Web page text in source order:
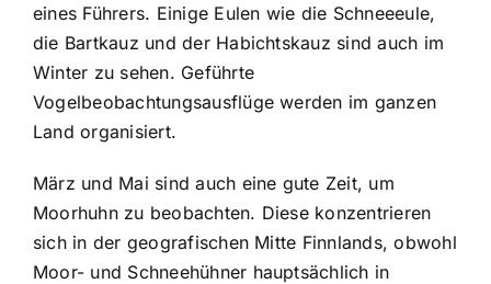
eines Führers. Einige Eulen wie die Schneeeule,
die Bartkauz und der Habichtskauz sind auch im
Winter zu sehen. Geführte
Vogelbeobachtungsausflüge werden im ganzen
Land organisiert.
März und Mai sind auch eine gute Zeit, um
Moorhuhn zu beobachten. Diese konzentrieren
sich in der geografischen Mitte Finnlands, obwohl
Moor- und Schneehühner hauptsächlich in